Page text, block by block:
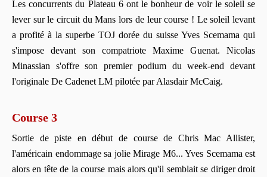
Les concurrents du Plateau 6 ont le bonheur de voir le soleil se
lever sur le circuit du Mans lors de leur course ! Le soleil levant
a profité à la superbe TOJ dorée du suisse Yves Scemama qui
s'impose devant son compatriote Maxime Guenat. Nicolas
Minassian s'offre son premier podium du week-end devant
l'originale De Cadenet LM pilotée par Alasdair McCaig.
Course 3
Sortie de piste en début de course de Chris Mac Allister,
l'américain endommage sa jolie Mirage M6... Yves Scemama est
alors en tête de la course mais alors qu'il semblait se diriger droit